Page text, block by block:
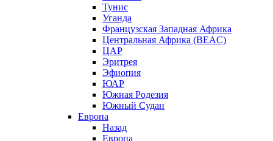
Тунис
Уганда
Французская Западная Африка
Центральная Африка (BEAC)
ЦАР
Эритрея
Эфиопия
ЮАР
Южная Родезия
Южный Судан
Европа
Назад
Европа